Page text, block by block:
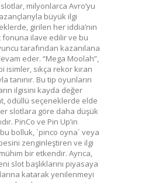
milyonlarca Avro’yu
büyük ilgi
girilen her iddia’nın
fonuna ilave edilir ve bu
tarafından kazanılana
eder. “Mega Moolah”,
isimler, sıkça rekor kıran
tanınır. Bu tip oyunların
ilgisini kayda değer
ödüllü seçeneklerde elde
slotlara göre daha düşük
PinCo ve Pin Up’ın
bolluk, `pinco oyna` veya
zenginleştiren ve ilgi
bir etkendir. Ayrıca,
slot başlıklarını piyasaya
katarak yenilenmeyi